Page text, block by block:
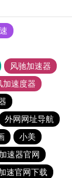
风驰加速器
加速度器
外网网址导航
小美
速器官网
速官网下载